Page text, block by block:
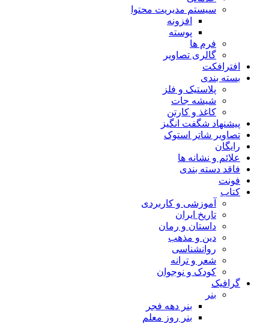
سیستم مدیریت محتوا
افزونه
پوسته
فرم ها
گالری تصاویر
افترافکت
بسته بندی
پلاستیک و فلز
شیشه جات
کاغذ و کارتن
پیشنهاد شگفت انگیز
تصاویر شاتر استوک
رایگان
علائم و نشانه ها
فاقد دسته بندی
فونت
کتاب
آموزشی و کاربردی
تاریخ ایران
داستان و رمان
دین و مذهب
روانشناسی
شعر و ترانه
کودک و نوجوان
گرافیک
بنر
بنر دهه فجر
بنر روز معلم